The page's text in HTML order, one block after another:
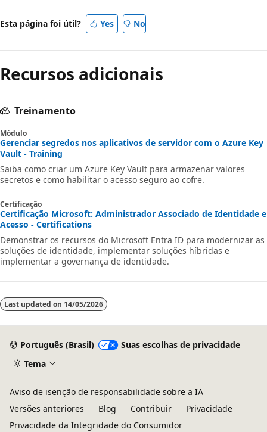
Esta página foi útil? Yes No
Recursos adicionais
Treinamento
Módulo
Gerenciar segredos nos aplicativos de servidor com o Azure Key
Vault - Training
Saiba como criar um Azure Key Vault para armazenar valores
secretos e como habilitar o acesso seguro ao cofre.
Certificação
Certificação Microsoft: Administrador Associado de Identidade e
Acesso - Certifications
Demonstrar os recursos do Microsoft Entra ID para modernizar as
soluções de identidade, implementar soluções híbridas e
implementar a governança de identidade.
Last updated on 14/05/2026
Português (Brasil)
Suas escolhas de privacidade
Tema
Aviso de isenção de responsabilidade sobre a IA
Versões anteriores
Blog Contribuir
Privacidade
Privacidade da Integridade do Consumidor